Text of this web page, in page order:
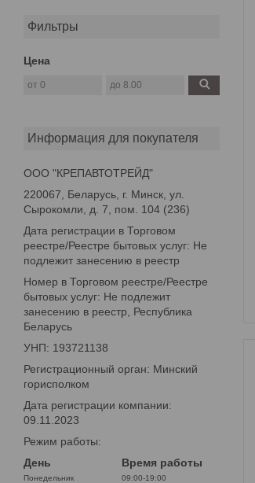
Фильтры
Цена
Информация для покупателя
ООО "КРЕПАВТОТРЕЙД"
220067, Беларусь, г. Минск, ул.
Сырокомли, д. 7, пом. 104 (236)
Дата регистрации в Торговом
реестре/Реестре бытовых услуг: Не
подлежит занесению в реестр
Номер в Торговом реестре/Реестре
бытовых услуг: Не подлежит
занесению в реестр, Республика
Беларусь
УНП: 193721138
Регистрационный орган: Минский
горисполком
Дата регистрации компании:
09.11.2023
Режим работы:
День
Время работы
Понедельник
09:00-19:00